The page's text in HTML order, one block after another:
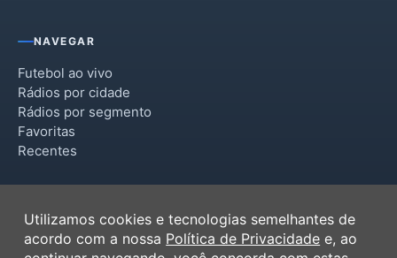
NAVEGAR
Futebol ao vivo
Rádios por cidade
Rádios por segmento
Favoritas
Recentes
Termos de Uso
Política de Privacidade
Utilizamos cookies e tecnologias semelhantes de
acordo com a nossa Política de Privacidade e, ao